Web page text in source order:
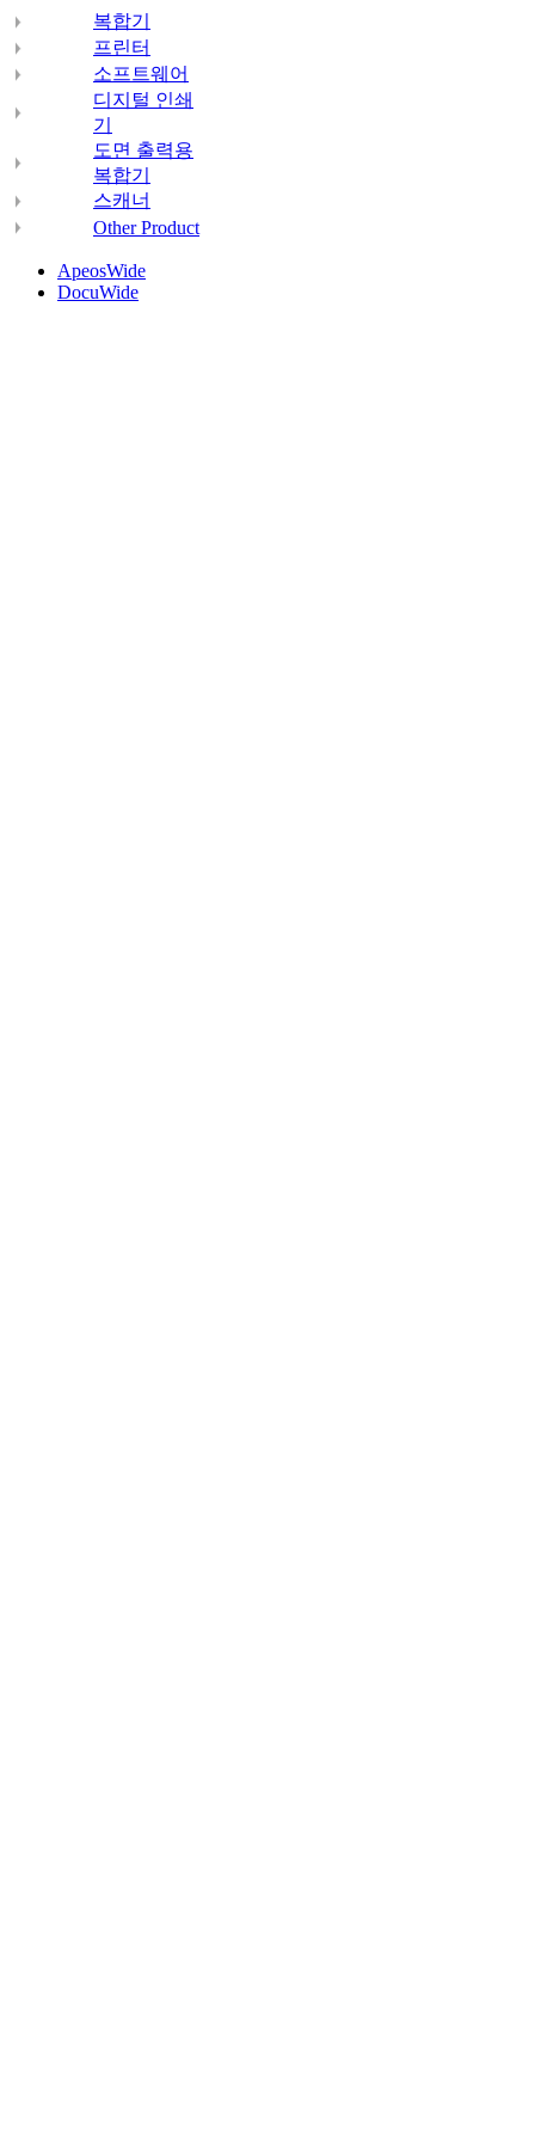
복합기
프린터
소프트웨어
디지털 인쇄
기
도면 출력용
복합기
스캐너
Other Product
ApeosWide
DocuWide